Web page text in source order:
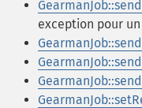
exception pour